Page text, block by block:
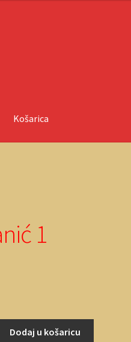
Košarica
1
Dodaj u košaricu